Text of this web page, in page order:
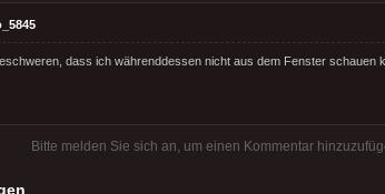
dass ich währenddessen nicht aus dem Fenster schauen
Bitte melden Sie sich an, um einen Kommentar